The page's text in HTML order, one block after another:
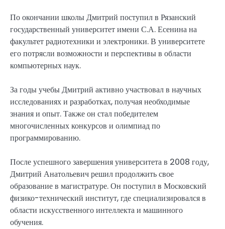
По окончании школы Дмитрий поступил в Рязанский
государственный университет имени С.А. Есенина на
факультет радиотехники и электроники. В университете
его потрясли возможности и перспективы в области
компьютерных наук.
За годы учебы Дмитрий активно участвовал в научных
исследованиях и разработках, получая необходимые
знания и опыт. Также он стал победителем
многочисленных конкурсов и олимпиад по
программированию.
После успешного завершения университета в 2008 году,
Дмитрий Анатольевич решил продолжить свое
образование в магистратуре. Он поступил в Московский
физико-технический институт, где специализировался в
области искусственного интеллекта и машинного
обучения.